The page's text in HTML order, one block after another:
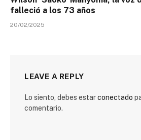
falleció a los 73 años
20/02/2025
LEAVE A REPLY
Lo siento, debes estarconectado
comentario.